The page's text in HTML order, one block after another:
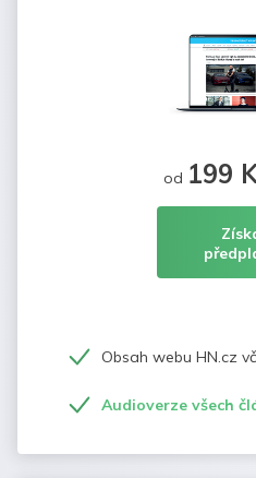
od 199
Obsah webu HN.cz
Audioverze všech